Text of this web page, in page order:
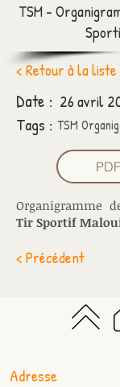
TSM -
< Retour à la liste
Date : 26 avril
Tags : TSM
PDF
Organigramme
Tir Sportif
< Précédent
Adresse